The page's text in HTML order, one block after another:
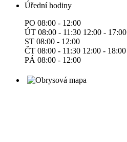
Úřední hodiny
PO 08:00 - 12:00
ÚT 08:00 - 11:30 12:00 - 17:00
ST 08:00 - 12:00
ČT 08:00 - 11:30 12:00 - 18:00
PÁ 08:00 - 12:00